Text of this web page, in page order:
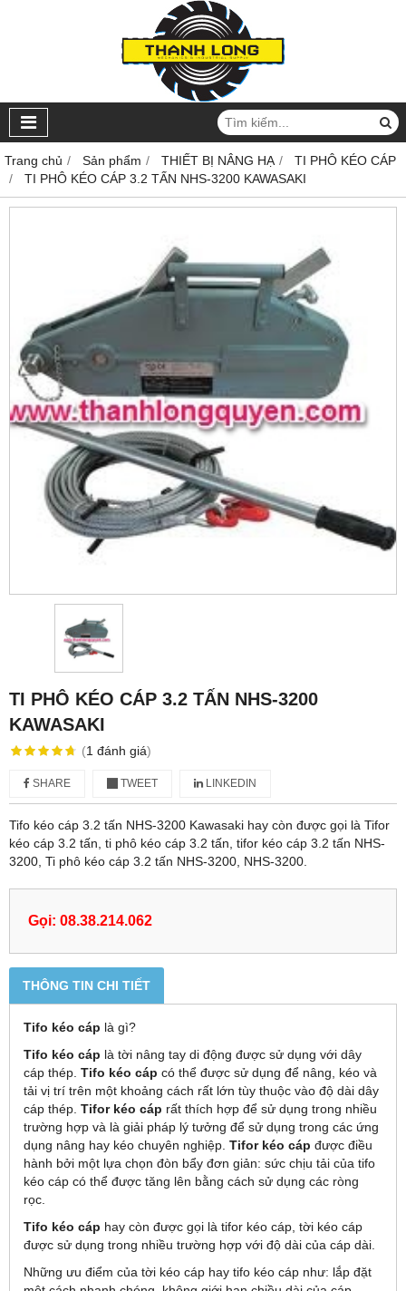
Trang chủ Sản phẩm THIẾT BỊ NÂNG HẠ
TI PHÔ KÉO CÁP
TI PHÔ KÉO CÁP 3.2 TẤN NHS-3200 KAWASAKI
TI PHÔ KÉO CÁP 3.2 TẤN NHS-3200
KAWASAKI
(1 đánh giá)
SHARE TWEET LINKEDIN
Tifo kéo cáp 3.2 tấn NHS-3200 Kawasaki hay còn được gọi là Tifor
kéo cáp 3.2 tấn, ti phô kéo cáp 3.2 tấn, tifor kéo cáp 3.2 tấn NHS-
3200, Ti phô kéo cáp 3.2 tấn NHS-3200, NHS-3200.
Gọi: 08.38.214.062
THÔNG TIN CHI TIẾT
Tifo kéo cáp là gì?
Tifo kéo cáp là tời nâng tay di động được sử dụng với dây
cáp thép. Tifo kéo cáp có thể được sử dụng để nâng, kéo và
tải vị trí trên một khoảng cách rất lớn tùy thuộc vào độ dài dây
cáp thép. Tifor kéo cáp rất thích hợp để sử dụng trong nhiều
trường hợp và là giải pháp lý tưởng để sử dụng trong các ứng
dụng nâng hay kéo chuyên nghiệp. Tifor kéo cáp được điều
hành bởi một lựa chọn đòn bẩy đơn giản: sức chịu tải của tifo
kéo cáp có thể được tăng lên bằng cách sử dụng các ròng
rọc.
Tifo kéo cáp hay còn được gọi là tifor kéo cáp, tời kéo cáp
được sử dụng trong nhiều trường hợp với độ dài của cáp dài.
Những ưu điểm của tời kéo cáp hay tifo kéo cáp như: lắp đặt